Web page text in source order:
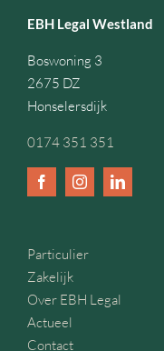
EBH Legal Westland
Boswoning 3
2675 DZ
Honselersdijk
0174 351 351
Particulier
Zakelijk
Over EBH Legal
Actueel
Contact